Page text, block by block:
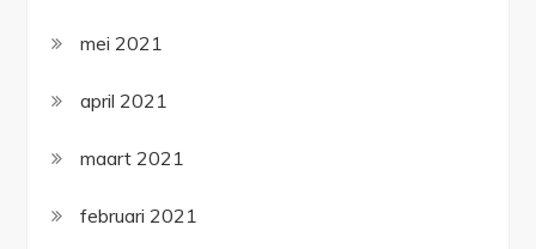
mei 2021
april 2021
maart 2021
februari 2021